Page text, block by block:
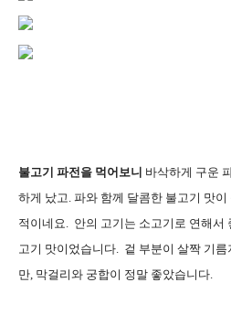
불고기 파전을 먹어보니 바삭하게 구운
하게 났고. 파와 함께 달콤한 불고기 맛
적이네요. 안의 고기는 소고기로 연해서
고기 맛이었습니다. 겉 부분이 살짝 기
만, 막걸리와 궁합이 정말 좋았습니다.